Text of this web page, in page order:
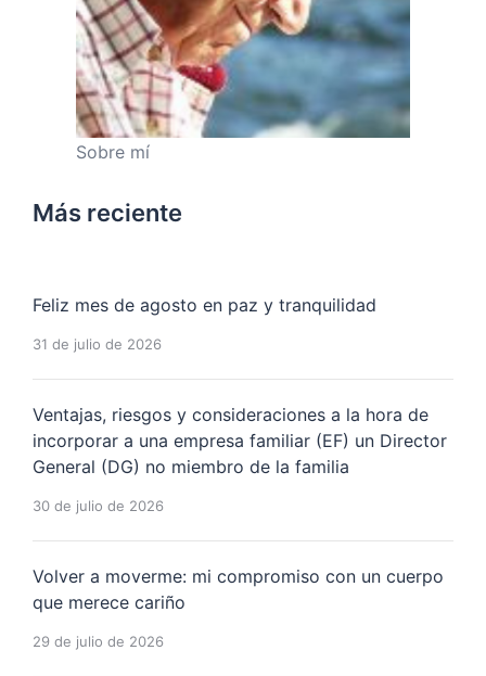
Sobre mí
Más reciente
Feliz mes de agosto en paz y tranquilidad
31 de julio de 2026
Ventajas, riesgos y consideraciones a la hora de
incorporar a una empresa familiar (EF) un Director
General (DG) no miembro de la familia
30 de julio de 2026
Volver a moverme: mi compromiso con un cuerpo
que merece cariño
29 de julio de 2026